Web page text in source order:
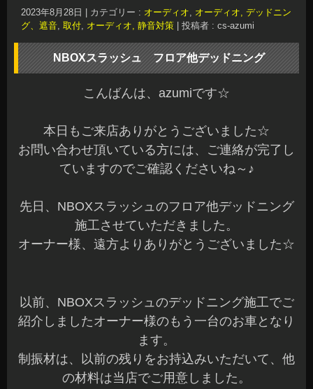
2023年8月28日 カテゴリー : オーディオ, オーディオ, デッドニン
グ、遮音, 取付, オーディオ, 静音対策 投稿者 : cs-azumi
NBOXスラッシュ フロア他デッドニング
こんばんは、azumiです☆
本日もご来店ありがとうございました☆
お問い合わせ頂いている方には、ご連絡が完了し
ていますのでご確認くださいね～♪
先日、NBOXスラッシュのフロア他デッドニング
施工させていただきました。
オーナー様、遠方よりありがとうございました☆
以前、NBOXスラッシュのデッドニング施工でご
紹介しましたオーナー様のもう一台のお車となり
ます。
制振材は、以前の残りをお持込みいただいて、他
の材料は当店でご用意しました。